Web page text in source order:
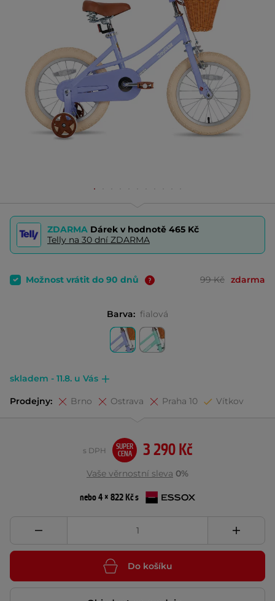
ZDARMA Dárek v hodnotě 465 Kč
Telly na 30 dní ZDARMA
Možnost vrátit do 90 dnů 99 Kč zdarma
Barva: fialová
skladem - 11.8. u Vás
Prodejny: Brno Ostrava Praha 10 Vítkov
3 290 Kč
s DPH
SUPER
CENA
Vaše věrnostní sleva 0%
nebo 4 × 822 Kč s
Do košíku